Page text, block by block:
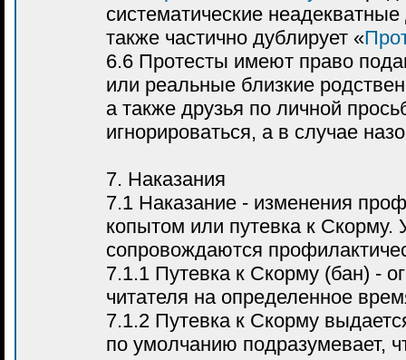
систематические
также частично дублирует «
6.6 Протесты имеют право
или реальные близкие
а также друзья по личной
игнорироваться, а в случае
7. Наказания
7.1 Наказание - изменения
копытом или путевка к Скорму.
сопровождаются
7.1.1 Путевка к Скорму (бан) -
читателя на определенное
7.1.2 Путевка к Скорму
по умолчанию подразумевает,